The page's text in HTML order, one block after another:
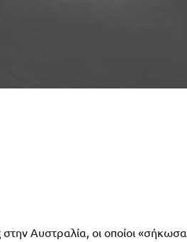
στην Αυστραλία, οι οποίοι